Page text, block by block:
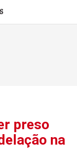
preso
na